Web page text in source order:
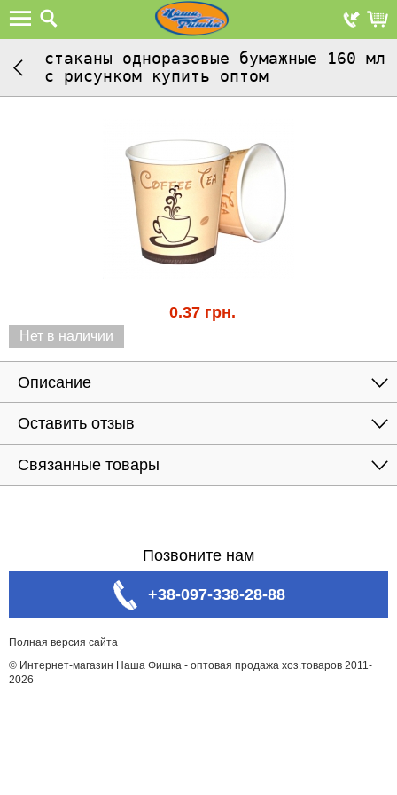
стаканы одноразовые бумажные 160 мл
с рисунком купить оптом
0.37 грн.
Нет в наличии
Описание
Оставить отзыв
Связанные товары
Позвоните нам
+38-097-338-28-88
Полная версия сайта
© Интернет-магазин Наша Фишка - оптовая продажа хоз.товаров 2011-
2026